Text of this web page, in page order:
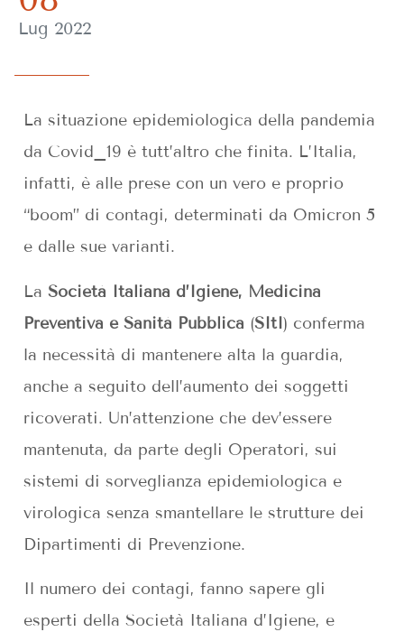
Lug 2022
La situazione epidemiologica della pandemia
da Covid_19 è tutt’altro che finita. L’Italia,
infatti, è alle prese con un vero e proprio
“boom” di contagi, determinati da Omicron 5
e dalle sue varianti.
La Società Italiana d’Igiene, Medicina
Preventiva e Sanità Pubblica (SItI) conferma
la necessità di mantenere alta la guardia,
anche a seguito dell’aumento dei soggetti
ricoverati. Un’attenzione che dev’essere
mantenuta, da parte degli Operatori, sui
sistemi di sorveglianza epidemiologica e
virologica senza smantellare le strutture dei
Dipartimenti di Prevenzione.
Il numero dei contagi, fanno sapere gli
esperti della Società Italiana d’Igiene, e